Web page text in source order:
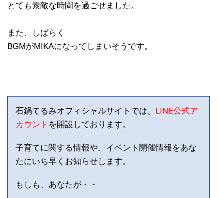
とても素敵な時間を過ごせました。
また、しばらく
BGMがMIKAになってしまいそうです。
石鍋てるみオフィシャルサイトでは、 LINE公式ア
カウント を開設しております。
子育てに関する情報や、イベント開催情報をあな
たにいち早くお知らせします。
もしも、あなたが・・